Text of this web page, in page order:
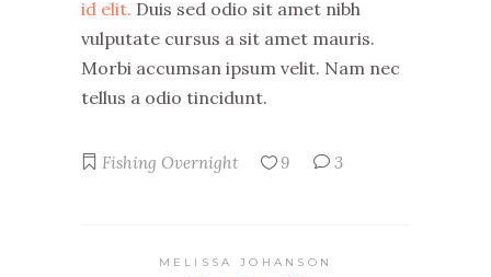
id elit. Duis sed odio sit amet nibh
vulputate cursus a sit amet mauris.
Morbi accumsan ipsum velit. Nam nec
tellus a odio tincidunt.
Fishing Overnight 9 3
MELISSA JOHANSON